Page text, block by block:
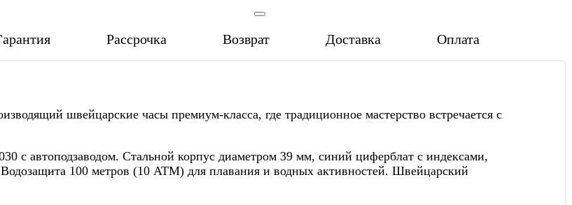
Рассрочка Возврат Доставка Оплата
швейцарские часы премиум-класса, где традиционное мастерство встречается с
с автоподзаводом. Стальной корпус диаметром 39 мм, синий циферблат с индексами,
Водозащита 100 метров (10 АТМ) для плавания и водных активностей. Швейцарский